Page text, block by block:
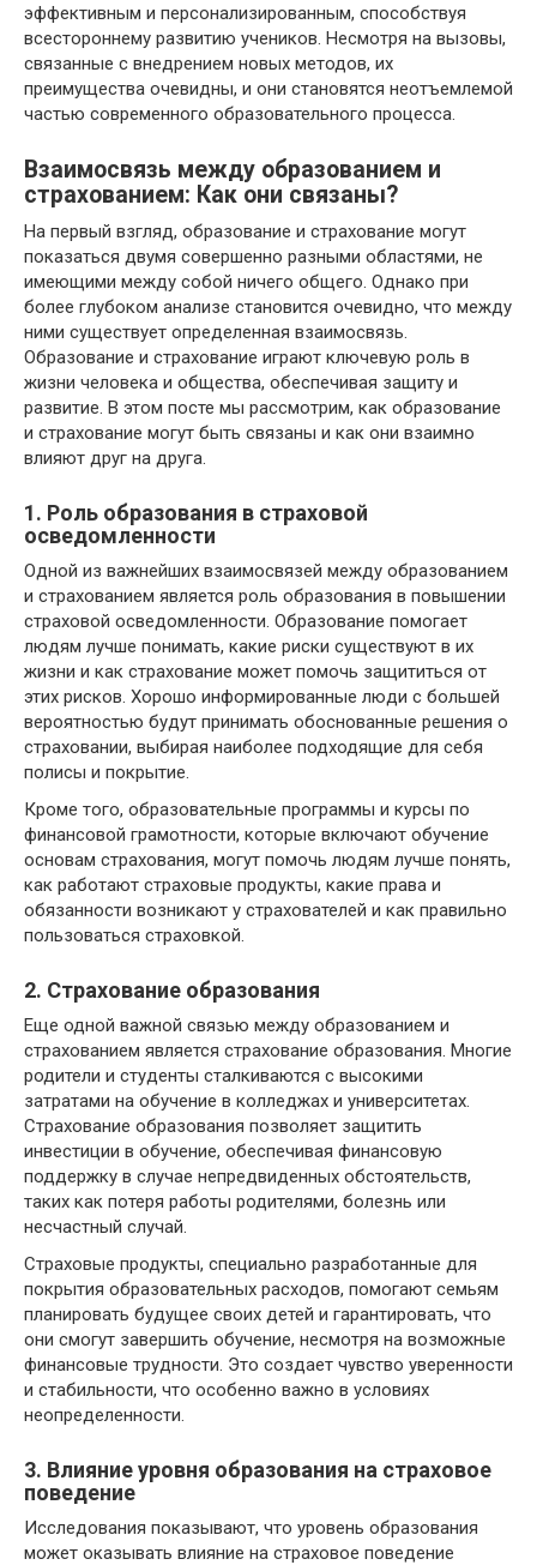
эффективным и персонализированным, способствуя
всестороннему развитию учеников. Несмотря на вызовы,
связанные с внедрением новых методов, их
преимущества очевидны, и они становятся неотъемлемой
частью современного образовательного процесса.
Взаимосвязь между образованием и
страхованием: Как они связаны?
На первый взгляд, образование и страхование могут
показаться двумя совершенно разными областями, не
имеющими между собой ничего общего. Однако при
более глубоком анализе становится очевидно, что между
ними существует определенная взаимосвязь.
Образование и страхование играют ключевую роль в
жизни человека и общества, обеспечивая защиту и
развитие. В этом посте мы рассмотрим, как образование
и страхование могут быть связаны и как они взаимно
влияют друг на друга.
1. Роль образования в страховой
осведомленности
Одной из важнейших взаимосвязей между образованием
и страхованием является роль образования в повышении
страховой осведомленности. Образование помогает
людям лучше понимать, какие риски существуют в их
жизни и как страхование может помочь защититься от
этих рисков. Хорошо информированные люди с большей
вероятностью будут принимать обоснованные решения о
страховании, выбирая наиболее подходящие для себя
полисы и покрытие.
Кроме того, образовательные программы и курсы по
финансовой грамотности, которые включают обучение
основам страхования, могут помочь людям лучше понять,
как работают страховые продукты, какие права и
обязанности возникают у страхователей и как правильно
пользоваться страховкой.
2. Страхование образования
Еще одной важной связью между образованием и
страхованием является страхование образования. Многие
родители и студенты сталкиваются с высокими
затратами на обучение в колледжах и университетах.
Страхование образования позволяет защитить
инвестиции в обучение, обеспечивая финансовую
поддержку в случае непредвиденных обстоятельств,
таких как потеря работы родителями, болезнь или
несчастный случай.
Страховые продукты, специально разработанные для
покрытия образовательных расходов, помогают семьям
планировать будущее своих детей и гарантировать, что
они смогут завершить обучение, несмотря на возможные
финансовые трудности. Это создает чувство уверенности
и стабильности, что особенно важно в условиях
неопределенности.
3. Влияние уровня образования на страховое
поведение
Исследования показывают, что уровень образования
может оказывать влияние на страховое поведение